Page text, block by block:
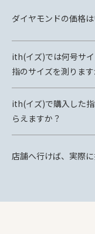
ダイヤモンドの価格
ith(イズ)では何号サ
指のサイズを測ります
ith(イズ)で購入した
らえますか？
店舗へ行けば、実際